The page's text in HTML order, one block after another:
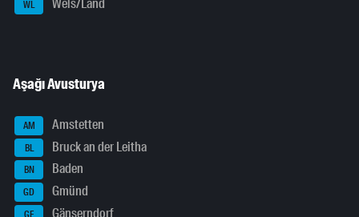
WL Wels/Land
Aşağı Avusturya
AM Amstetten
BL Bruck an der Leitha
BN Baden
GD Gmünd
Gänserndorf